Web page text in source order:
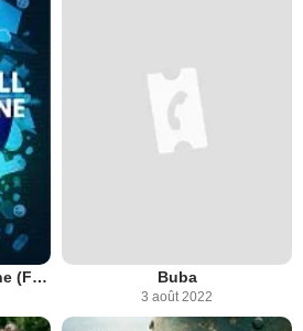
How To Sell Drugs Online (Fast) Buba
3 août 2022